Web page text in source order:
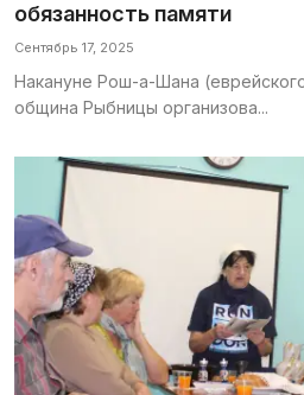
обязанность памяти
Сентябрь 17, 2025
Накануне Рош-а-Шана
община Рыбницы организова...